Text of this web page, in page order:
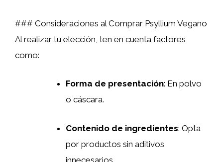
### Consideraciones al Comprar Psyllium Vegano
Al realizar tu elección, ten en cuenta factores
como:
Forma de presentación: En polvo
o cáscara.
Contenido de ingredientes: Opta
por productos sin aditivos
innecesarios.